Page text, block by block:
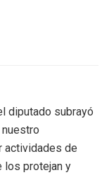
diputado subrayó
actividades de
los protejan y